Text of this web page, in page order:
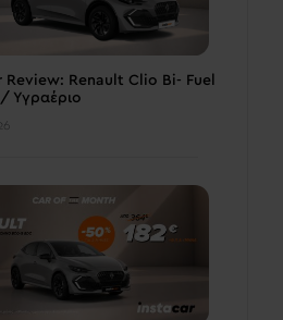
Review: Renault Clio Bi- Fuel
Υγραέριο